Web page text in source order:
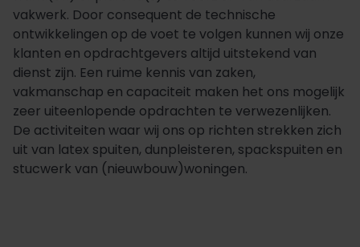
vakwerk. Door consequent de technische
ontwikkelingen op de voet te volgen kunnen wij onze
klanten en opdrachtgevers altijd uitstekend van
dienst zijn. Een ruime kennis van zaken,
vakmanschap en capaciteit maken het ons mogelijk
zeer uiteenlopende opdrachten te verwezenlijken.
De activiteiten waar wij ons op richten strekken zich
uit van latex spuiten, dunpleisteren, spackspuiten en
stucwerk van (nieuwbouw)woningen.